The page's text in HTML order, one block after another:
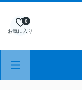
お気に入り
0